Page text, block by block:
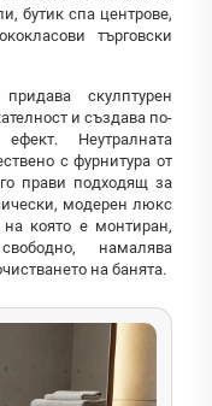
бутик спа центрове,
търговски
скулптурен
и създава по-
Неутралната
с фурнитура от
прави подходящ за
модерен люкс
която е монтиран,
намалява
на банята.